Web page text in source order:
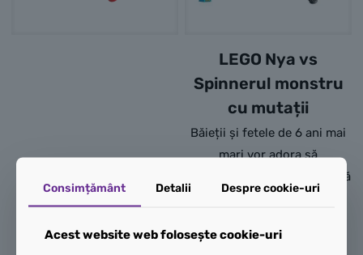
LEGO Nya vs
Spinnerul monstru
cu mutații
Băieții și fetele de 6 ani mai
mari vor adora să
construiască jucăria de luptă
LEGO® NINJAGO® Nya vs
mutații (71849) și să
Consimțământ Detalii Despre cookie-uri
Acest website web folosește cookie-uri